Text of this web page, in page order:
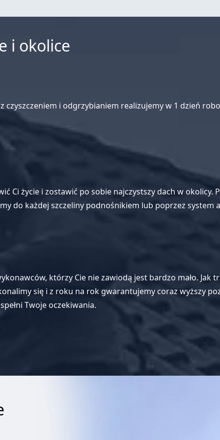
i okolice
czyszczeniem i odgrzybianiem realizujemy w 1 dzień
Ci życie i zostawić po sobie najczystszy dach w
do każdej szczeliny podnośnikiem lub poprzez
którzy Cie nie zawiodą jest bardzo mało. Jak
się i z roku na rok gwarantujemy coraz wyższy
Twoje oczekiwania.